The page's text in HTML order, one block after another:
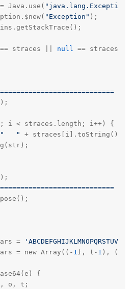
Java.use( "java.lang.Exception"
"Exception" );
straces || null == straces) {
);
; i < straces.length; i++) {
"   "
+ straces[i].toString();
);
=
= new Array((-
1 ), (- 1 ), (-
{
o, t;